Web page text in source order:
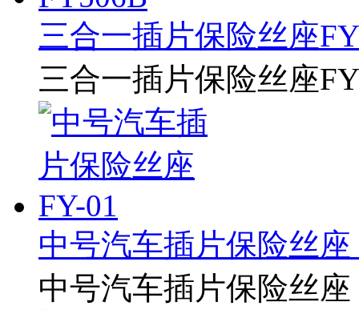
三合一插片保险丝座
三合一插片保险丝座
中号汽车插片保险丝座
中号汽车插片保险丝座